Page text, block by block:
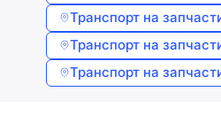
Транспорт на
Транспорт на
Транспорт на